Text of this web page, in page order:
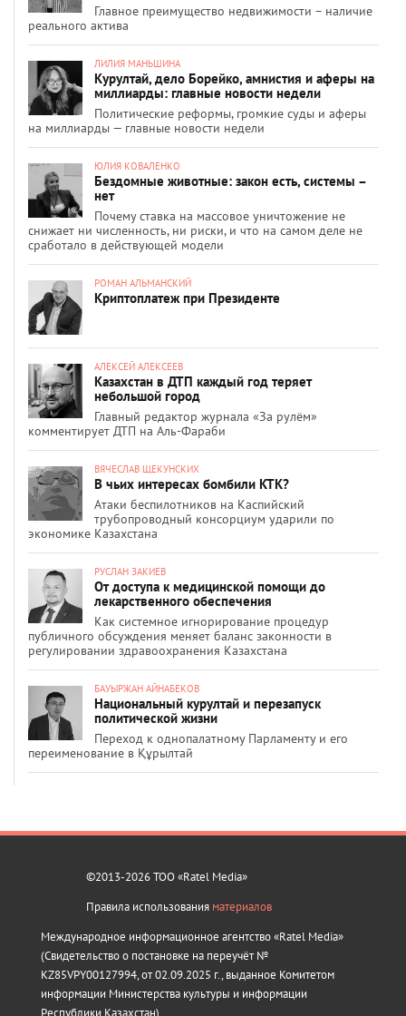
Главное преимущество недвижимости – наличие
реального актива
ЛИЛИЯ МАНЬШИНА
Курултай, дело Борейко, амнистия и аферы на
миллиарды: главные новости недели
Политические реформы, громкие суды и аферы
на миллиарды — главные новости недели
ЮЛИЯ КОВАЛЕНКО
Бездомные животные: закон есть, системы –
нет
Почему ставка на массовое уничтожение не
снижает ни численность, ни риски, и что на самом деле не
сработало в действующей модели
РОМАН АЛЬМАНСКИЙ
Криптоплатеж при Президенте
АЛЕКСЕЙ АЛЕКСЕЕВ
Казахстан в ДТП каждый год теряет
небольшой город
Главный редактор журнала «За рулём»
комментирует ДТП на Аль-Фараби
ВЯЧЕСЛАВ ЩЕКУНСКИХ
В чьих интересах бомбили КТК?
Атаки беспилотников на Каспийский
трубопроводный консорциум ударили по
экономике Казахстана
РУСЛАН ЗАКИЕВ
От доступа к медицинской помощи до
лекарственного обеспечения
Как системное игнорирование процедур
публичного обсуждения меняет баланс законности в
регулировании здравоохранения Казахстана
БАУЫРЖАН АЙНАБЕКОВ
Национальный курултай и перезапуск
политической жизни
Переход к однопалатному Парламенту и его
переименование в Құрылтай
©2013-2026 ТОО «Ratel Media»
Правила использования материалов
Международное информационное агентство «Ratel Media»
(Свидетельство о постановке на переучёт №
KZ85VPY00127994, от 02.09.2025 г., выданное Комитетом
информации Министерства культуры и информации
Республики Казахстан).